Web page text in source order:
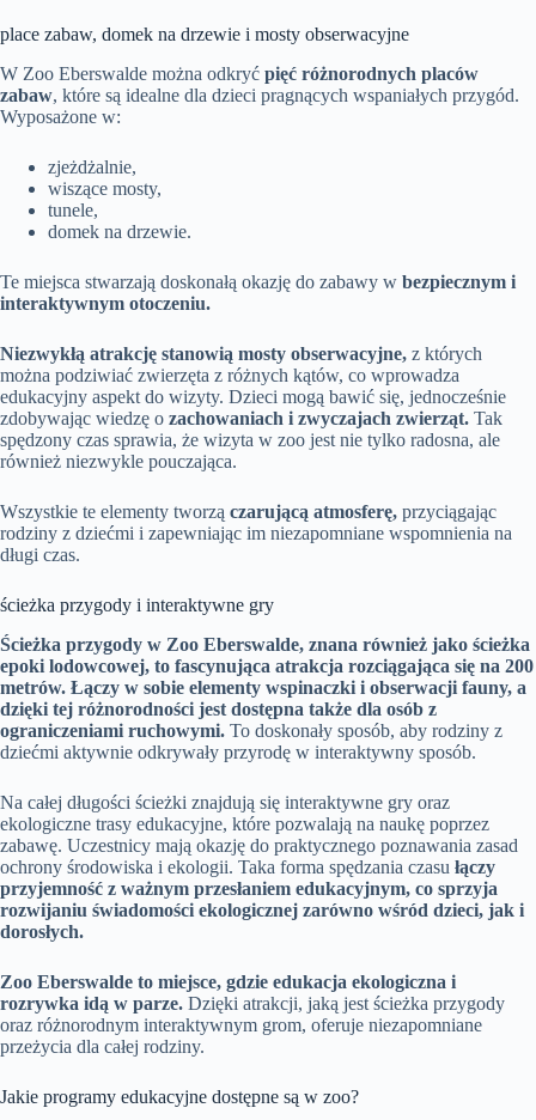
place zabaw, domek na drzewie i mosty obserwacyjne
W Zoo Eberswalde można odkryć pięć różnorodnych placów
zabaw, które są idealne dla dzieci pragnących wspaniałych przygód.
Wyposażone w:
zjeżdżalnie,
wiszące mosty,
tunele,
domek na drzewie.
Te miejsca stwarzają doskonałą okazję do zabawy w bezpiecznym i
interaktywnym otoczeniu.
Niezwykłą atrakcję stanowią mosty obserwacyjne, z których
można podziwiać zwierzęta z różnych kątów, co wprowadza
edukacyjny aspekt do wizyty. Dzieci mogą bawić się, jednocześnie
zdobywając wiedzę o zachowaniach i zwyczajach zwierząt. Tak
spędzony czas sprawia, że wizyta w zoo jest nie tylko radosna, ale
również niezwykle pouczająca.
Wszystkie te elementy tworzą czarującą atmosferę, przyciągając
rodziny z dziećmi i zapewniając im niezapomniane wspomnienia na
długi czas.
ścieżka przygody i interaktywne gry
Ścieżka przygody w Zoo Eberswalde, znana również jako ścieżka
epoki lodowcowej, to fascynująca atrakcja rozciągająca się na 200
metrów. Łączy w sobie elementy wspinaczki i obserwacji fauny, a
dzięki tej różnorodności jest dostępna także dla osób z
ograniczeniami ruchowymi. To doskonały sposób, aby rodziny z
dziećmi aktywnie odkrywały przyrodę w interaktywny sposób.
Na całej długości ścieżki znajdują się interaktywne gry oraz
ekologiczne trasy edukacyjne, które pozwalają na naukę poprzez
zabawę. Uczestnicy mają okazję do praktycznego poznawania zasad
ochrony środowiska i ekologii. Taka forma spędzania czasu łączy
przyjemność z ważnym przesłaniem edukacyjnym, co sprzyja
rozwijaniu świadomości ekologicznej zarówno wśród dzieci, jak i
dorosłych.
Zoo Eberswalde to miejsce, gdzie edukacja ekologiczna i
rozrywka idą w parze. Dzięki atrakcji, jaką jest ścieżka przygody
oraz różnorodnym interaktywnym grom, oferuje niezapomniane
przeżycia dla całej rodziny.
Jakie programy edukacyjne dostępne są w zoo?